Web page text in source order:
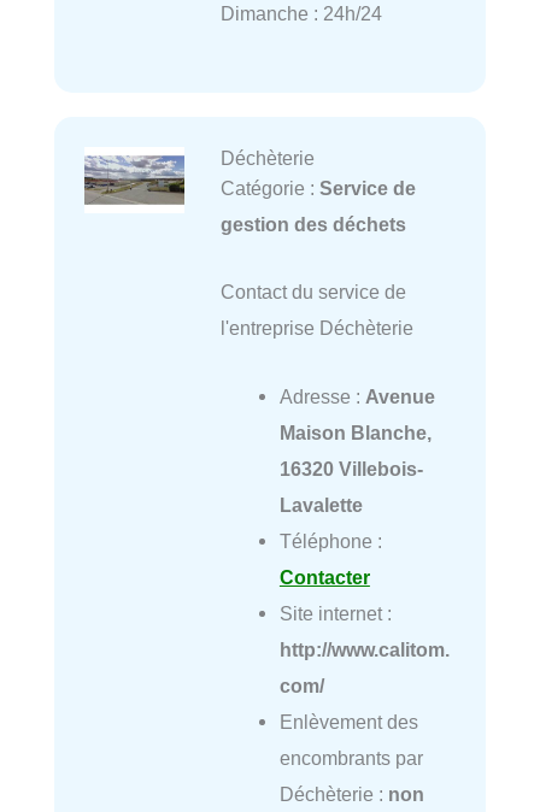
Dimanche : 24h/24
Déchèterie
Catégorie : Service de
gestion des déchets
Contact du service de
l'entreprise Déchèterie
Adresse : Avenue
Maison Blanche,
16320 Villebois-
Lavalette
Téléphone :
Contacter
Site internet :
http://www.calitom.
com/
Enlèvement des
encombrants par
Déchèterie : non